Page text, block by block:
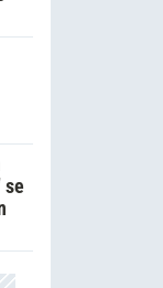
se